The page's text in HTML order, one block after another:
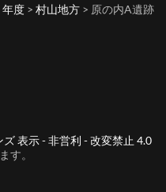
年度 > 村山地方 > 原の内A遺跡
表示 - 非営利 - 改変禁止 4.0
す。